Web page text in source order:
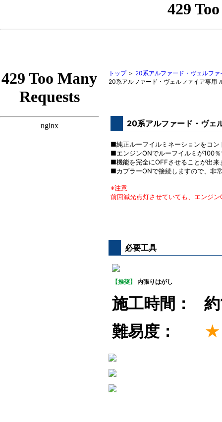
トップ＞ 20系アルファード・ヴェルフ
20系アルファード・ヴェルファイア専用
20系アルファード・ヴェ
■純正ルーフイルミネーションをコン
■エンジンONでルーフイルミが100
■機能を完全にOFFさせることが出来
■カプラーONで接続しますので、非
※注意
前回減光点灯させていても、エンジ
必要工具
【推奨】 内張りはがし
施工時間：
難易度：
★